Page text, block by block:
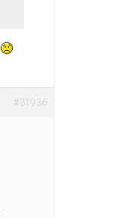
#31936